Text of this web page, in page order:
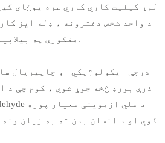
لوړ کیفیت کاري کاري سره یوځای
د واحد شخص دفترونه ، ډله ایز
مفکورې په بیلابیلو لارو ډیزاین کیدی شي.
ذرې بورډ څخه جوړ شوي ، کوم چې د
کوي او د انسان بدن ته به زیان